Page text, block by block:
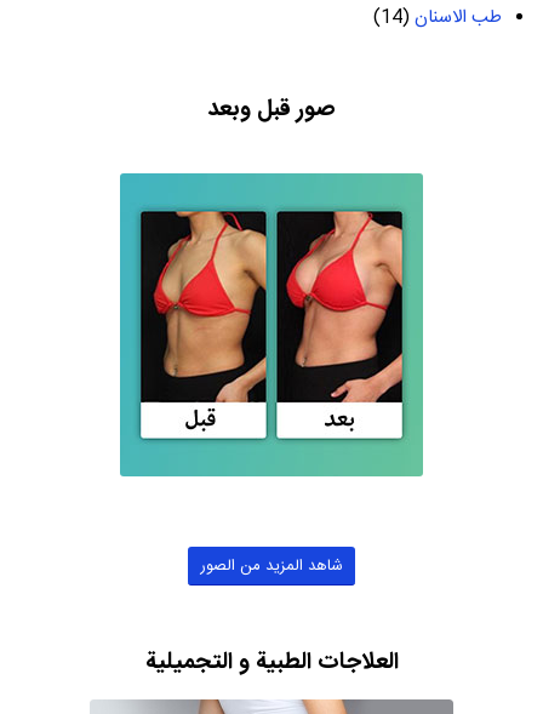
طب الاسنان(14)
صور قبل وبعد
شاهد المزيد من الصور
العلاجات الطبية و التجميلية